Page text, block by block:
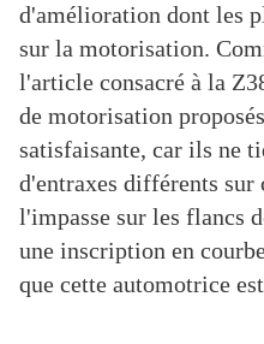
d'amélioration dont les
sur la motorisation.
l'article consacré à la
de motorisation
satisfaisante, car ils ne
d'entraxes différents sur
l'impasse sur les flancs
une inscription en
que cette automotrice